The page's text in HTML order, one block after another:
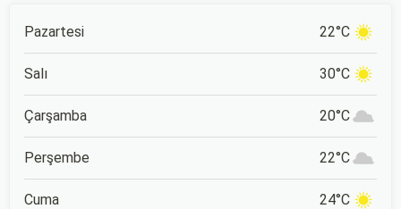
Pazartesi 22°C
Salı 30°C
Çarşamba 20°C
Perşembe 22°C
Cuma 24°C